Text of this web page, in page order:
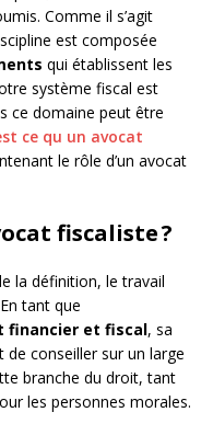
Comme il s’agit
est composée
qui établissent les
système fiscal est
ce domaine peut être
ce qu un avocat
le rôle d’un avocat
fiscaliste ?
la définition, le travail
tant que
financier et fiscal, sa
conseiller sur un large
branche du droit, tant
les personnes morales.